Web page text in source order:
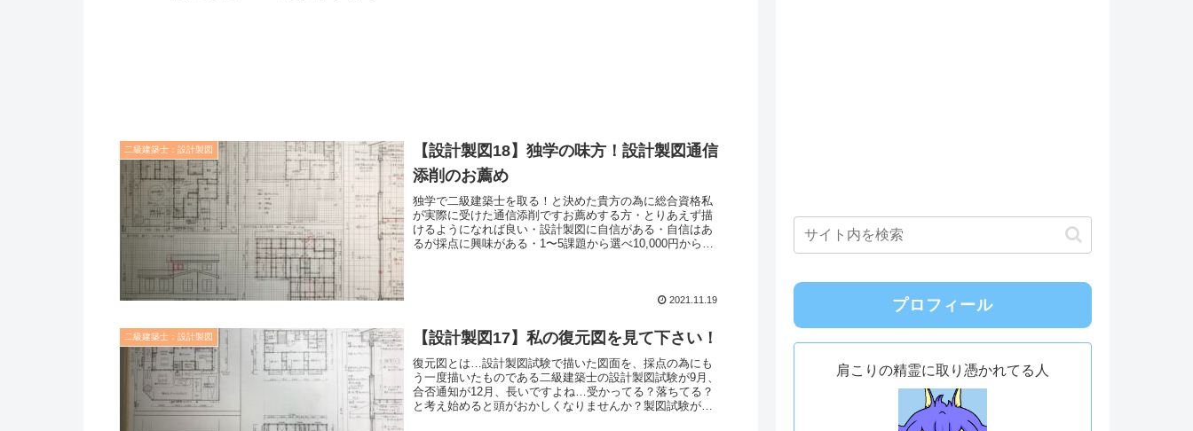
二級建築士：設計製図
【設計製図18】独学の味方！設計製図通信
添削のお薦め
独学で二級建築士を取る！と決めた貴方の為に総合資格私
が実際に受けた通信添削ですお薦めする方・とりあえず描
けるようになれば良い・設計製図に自信がある・自信はあ
るが採点に興味がある・1〜5課題から選べ10,000円からと
2021.11.19
二級建築士：設計製図 【設計製図17】私の復元図を見て下さい！
復元図とは…設計製図試験で描いた図面を、採点の為にも
う一度描いたものである二級建築士の設計製図試験が9月、
合否通知が12月、長いですよね…受かってる？落ちてる？
と考え始めると頭がおかしくなりませんか？製図試験が終
プロフィール
肩こりの精霊に取り憑かれてる人